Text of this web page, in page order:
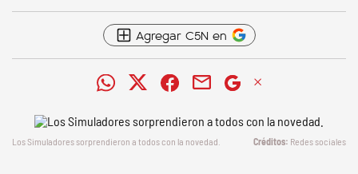
Agregar C5N en
Los Simuladoressorprendieron a todos con la novedad. Redes sociales